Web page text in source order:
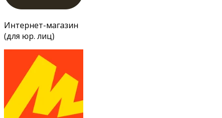
Интернет-магазин
(для юр. лиц)